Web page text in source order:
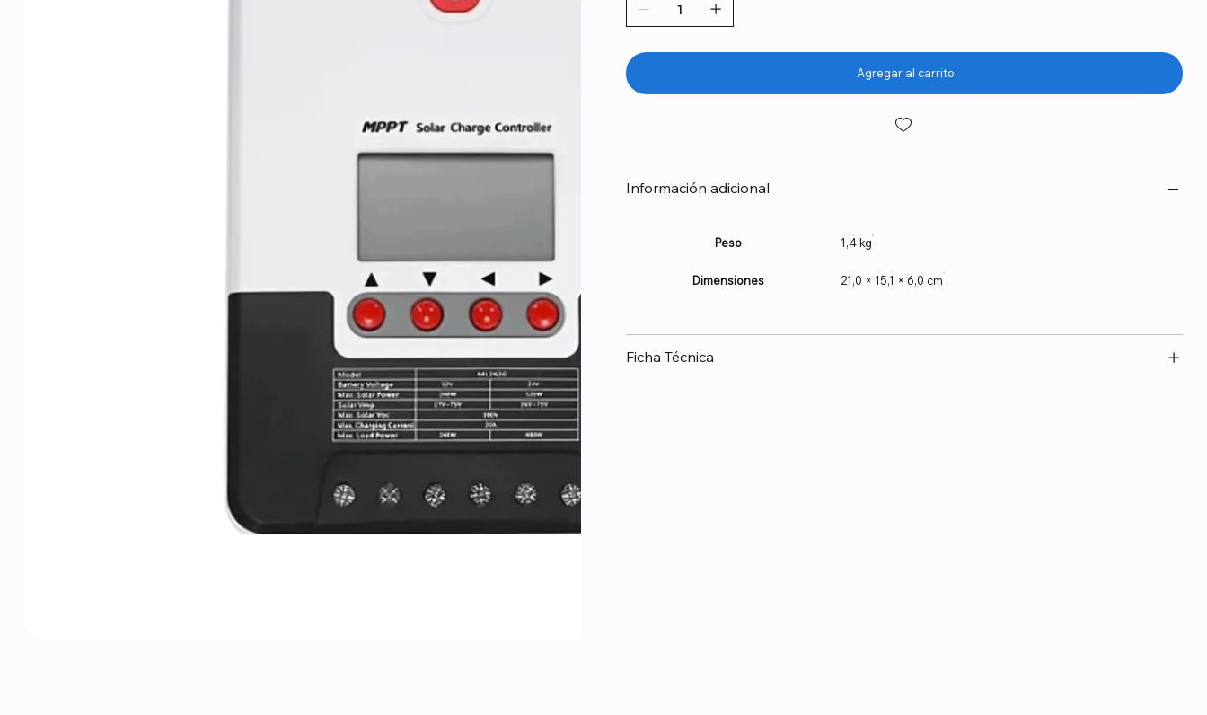
Agregar al carrito
Información adicional
Peso 1,4 kg
Dimensiones 21,0 × 15,1 × 6,0 cm
Ficha Técnica